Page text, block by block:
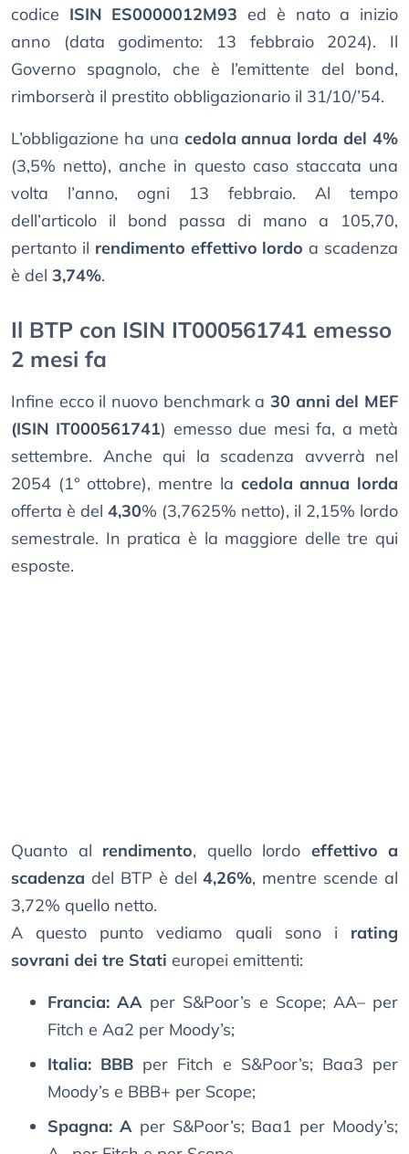
codice ISIN ES0000012M93 ed è nato a inizio
anno (data godimento: 13 febbraio 2024). Il
Governo spagnolo, che è l’emittente del bond,
rimborserà il prestito obbligazionario il 31/10/’54.
L’obbligazione ha una cedola annua lorda del 4%
(3,5% netto), anche in questo caso staccata una
volta l’anno, ogni 13 febbraio. Al tempo
dell’articolo il bond passa di mano a 105,70,
pertanto il rendimento effettivo lordo a scadenza
è del 3,74%.
Il BTP con ISIN IT000561741 emesso
2 mesi fa
Infine ecco il nuovo benchmark a 30 anni del MEF
(ISIN IT000561741) emesso due mesi fa, a metà
settembre. Anche qui la scadenza avverrà nel
2054 (1° ottobre), mentre la cedola annua lorda
offerta è del 4,30% (3,7625% netto), il 2,15% lordo
semestrale. In pratica è la maggiore delle tre qui
esposte.
Quanto al rendimento, quello lordo effettivo a
scadenza del BTP è del4,26%, mentre scende al
3,72% quello netto.
A questo punto vediamo quali sono i rating
sovrani dei tre Stati europei emittenti:
Francia: AA per S&Poor’s e Scope; AA– per
Fitch e Aa2 per Moody’s;
Italia: BBB per Fitch e S&Poor’s; Baa3 per
Moody’s e BBB+ per Scope;
Spagna: Aper S&Poor’s; Baa1 per Moody’s;